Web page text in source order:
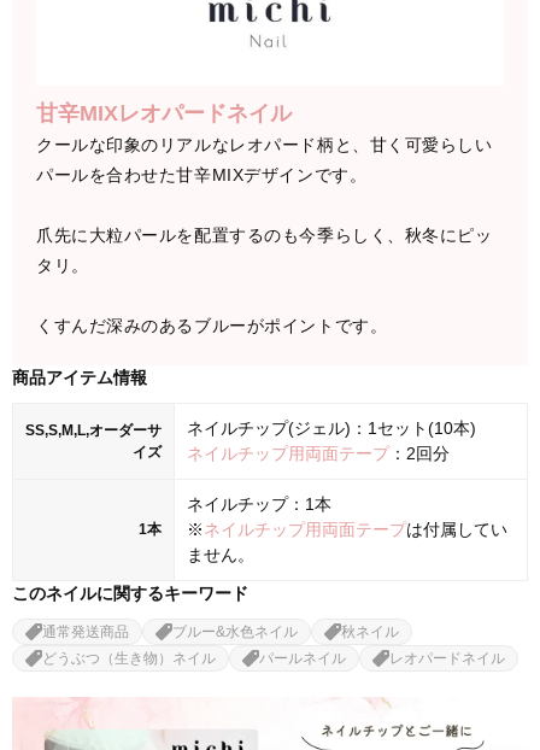
甘辛MIXレオパードネイル
クールな印象のリアルなレオパード柄と、甘く可愛らしい
パールを合わせた甘辛MIXデザインです。
爪先に大粒パールを配置するのも今季らしく、秋冬にピッ
タリ。
くすんだ深みのあるブルーがポイントです。
商品アイテム情報
SS,S,M,L,オーダーサ
イズ
ネイルチップ(ジェル)：1セット(10本)
ネイルチップ用両面テープ：2回分
1本
ネイルチップ：1本
※ネイルチップ用両面テープは付属してい
ません。
このネイルに関するキーワード
通常発送商品 ブルー&水色ネイル
秋ネイル
どうぶつ（生き物）ネイル
パールネイル レオパードネイル